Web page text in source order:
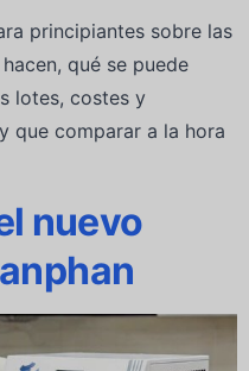
principiantes sobre las
qué se puede
lotes, costes y
que comparar a la hora
nuevo